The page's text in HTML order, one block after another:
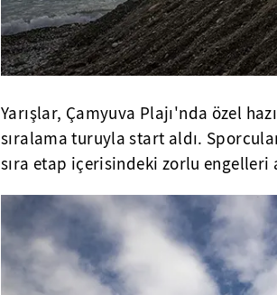
Yarışlar, Çamyuva Plajı'nda özel
sıralama turuyla start aldı.
sıra etap içerisindeki zorlu